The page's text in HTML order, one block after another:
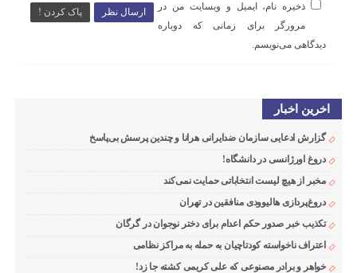
ارسال نظر پاک کردن !
ذخیره نام، ایمیل و وبسایت من در
مرورگر برای زمانی که دوباره
دیدگاهی می‌نویسم.
اخرین اخبار
گزارش ادعایی سازمان ضدایرانی هرانا و چندین پرسش بی‌پاسخ
دروغ اورژانسی در دانشگاه!
مخبر از هیچ لیست انتخاباتی حمایت نمی‌کند
دروغ‌پردازی هالیوودی منافقین در تهران
تکذیب خبر صدور حکم اعدام برای دختر نوجوان در گرگان
اعتراف ناخواسته کودتاچیان به حمله به مراکز نظامی
خواهر و برادر مصنوعی که علی کریمی کشته جا زد!